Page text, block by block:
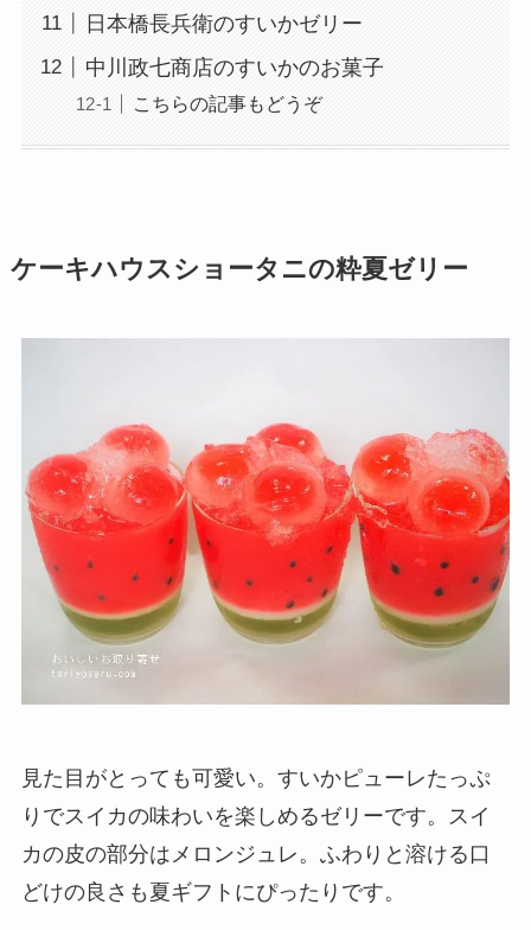
日本橋長兵衛のすいかゼリー
中川政七商店のすいかのお菓子
こちらの記事もどうぞ
ケーキハウスショータニの粋夏ゼリー
見た目がとっても可愛い。すいかピューレたっぷ
りでスイカの味わいを楽しめるゼリーです。スイ
カの皮の部分はメロンジュレ。ふわりと溶ける口
どけの良さも夏ギフトにぴったりです。